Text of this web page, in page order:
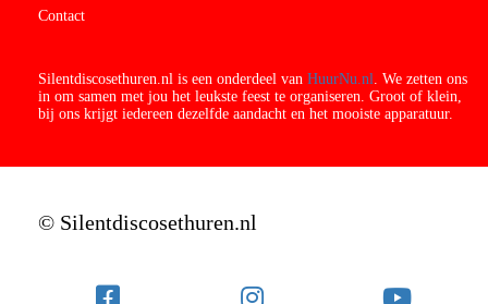
Contact
Silentdiscosethuren.nl is een onderdeel van HuurNu.nl . We zetten ons
in om samen met jou het leukste feest te organiseren. Groot of klein,
bij ons krijgt iedereen dezelfde aandacht en het mooiste apparatuur.
© Silentdiscosethuren.nl